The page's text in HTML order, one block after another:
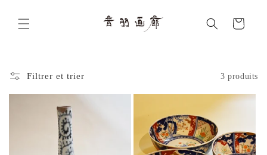
au
Panier
Filtrer et trier 3 produits